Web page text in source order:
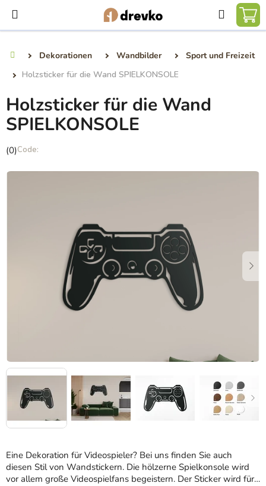
Inhalt
springen
Suchen
Dekorationen Wandbilder
Sport und Freizeit
Holzsticker für die Wand SPIELKONSOLE
Eine Dekoration für Videospieler? Bei uns finden Sie auch
diesen Stil von Wandstickern. Die hölzerne Spielkonsole wird
vor allem große Videospielfans begeistern. Der Sticker wird für
Holzsticker für die Wand
SPIELKONSOLE
Die
Produktbewertung
(0)